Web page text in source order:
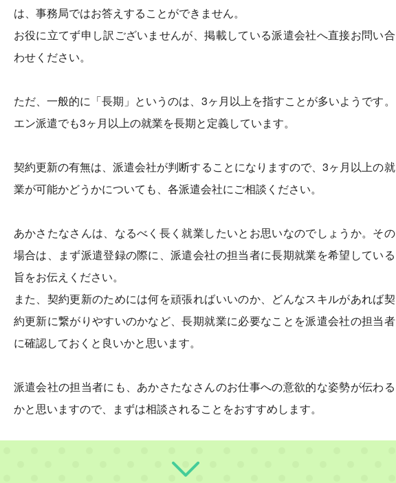
は、事務局ではお答えすることができません。
お役に立てず申し訳ございませんが、掲載している派遣会社へ直接お問い合
わせください。
ただ、一般的に「長期」というのは、3ヶ月以上を指すことが多いようです。
エン派遣でも3ヶ月以上の就業を長期と定義しています。
契約更新の有無は、派遣会社が判断することになりますので、3ヶ月以上の就
業が可能かどうかについても、各派遣会社にご相談ください。
あかさたなさんは、なるべく長く就業したいとお思いなのでしょうか。その
場合は、まず派遣登録の際に、派遣会社の担当者に長期就業を希望している
旨をお伝えください。
また、契約更新のためには何を頑張ればいいのか、どんなスキルがあれば契
約更新に繋がりやすいのかなど、長期就業に必要なことを派遣会社の担当者
に確認しておくと良いかと思います。
派遣会社の担当者にも、あかさたなさんのお仕事への意欲的な姿勢が伝わる
かと思いますので、まずは相談されることをおすすめします。